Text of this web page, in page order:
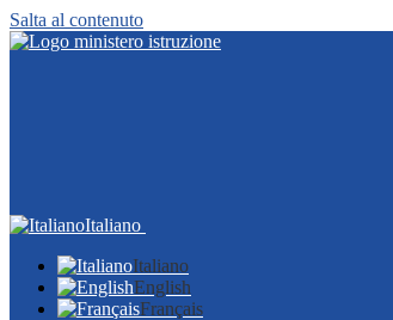
Salta al contenuto
Italiano
Italiano
English
Français